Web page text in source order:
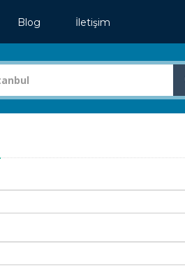
Blog İletişim